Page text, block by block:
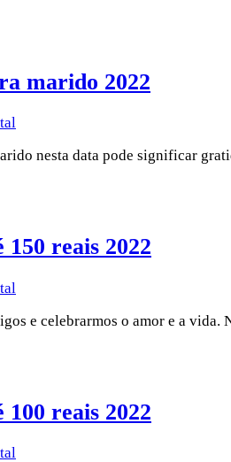
marido 2022
nesta data pode significar
150 reais 2022
e celebrarmos o amor e a vida.
100 reais 2022